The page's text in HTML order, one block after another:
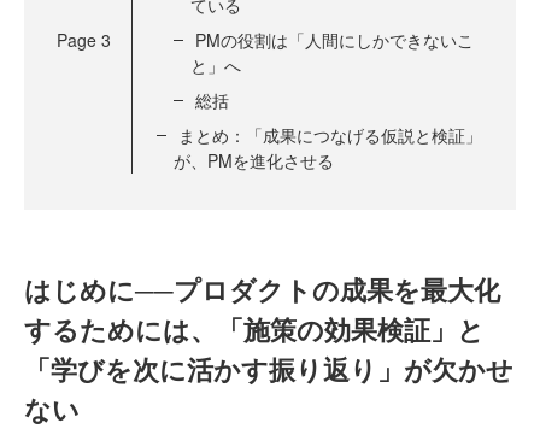
Page 3
PMの役割は「人間にしかできないこ
と」へ
総括
まとめ：「成果につなげる仮説と検証」
が、PMを進化させる
はじめに──プロダクトの成果を最大化
するためには、「施策の効果検証」と
「学びを次に活かす振り返り」が欠かせ
ない